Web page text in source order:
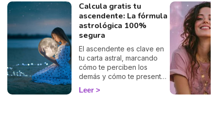
Calcula gratis tu
ascendente: La fórmula
astrológica 100%
segura
El ascendente es clave en
tu carta astral, marcando
cómo te perciben los
demás y cómo te presentas
al mundo. Con nuestro
cálculo gratuito y preciso,
Leer